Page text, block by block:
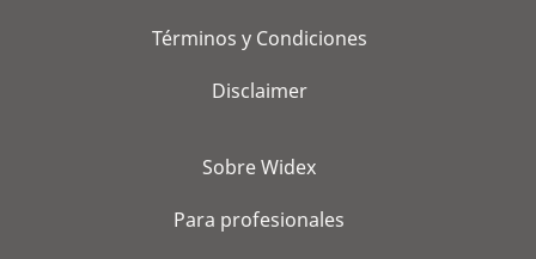
Términos y Condiciones
Disclaimer
Sobre Widex
Para profesionales